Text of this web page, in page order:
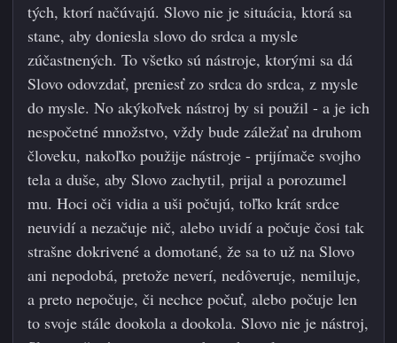
tých, ktorí načúvajú. Slovo nie je situácia, ktorá sa
stane, aby doniesla slovo do srdca a mysle
zúčastnených. To všetko sú nástroje, ktorými sa dá
Slovo odovzdať, preniesť zo srdca do srdca, z mysle
do mysle. No akýkoľvek nástroj by si použil - a je ich
nespočetné množstvo, vždy bude záležať na druhom
človeku, nakoľko použije nástroje - prijímače svojho
tela a duše, aby Slovo zachytil, prijal a porozumel
mu. Hoci oči vidia a uši počujú, toľko krát srdce
neuvidí a nezačuje nič, alebo uvidí a počuje čosi tak
strašne dokrivené a domotané, že sa to už na Slovo
ani nepodobá, pretože neverí, nedôveruje, nemiluje,
a preto nepočuje, či nechce počuť, alebo počuje len
to svoje stále dookola a dookola. Slovo nie je nástroj,